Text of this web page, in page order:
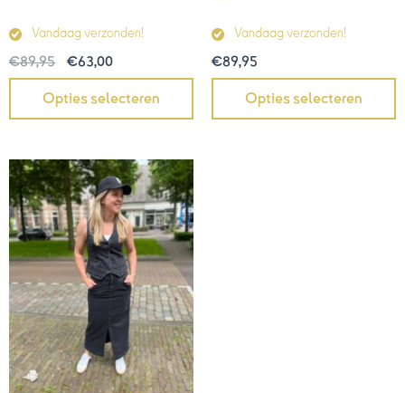
Vandaag verzonden!
€89,95 €63,00
Opties selecteren
Vandaag verzonden!
€89,95
Opties selecteren